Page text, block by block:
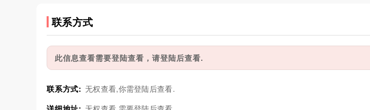
联系方式
此信息查看需要登陆查看，请登陆后查看.
联系方式: 无权查看,你需登陆后查看.